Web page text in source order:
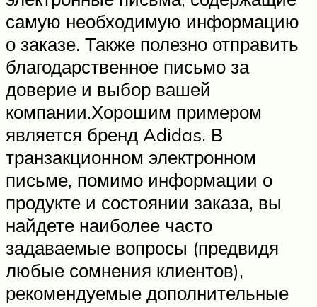
самую необходимую информацию
о заказе. Также полезно отправить
благодарственное письмо за
доверие и выбор вашей
компании.Хорошим примером
является бренд Adidas. В
транзакционном электронном
письме, помимо информации о
продукте и состоянии заказа, вы
найдете наиболее часто
задаваемые вопросы (предвидя
любые сомнения клиентов),
рекомендуемые дополнительные